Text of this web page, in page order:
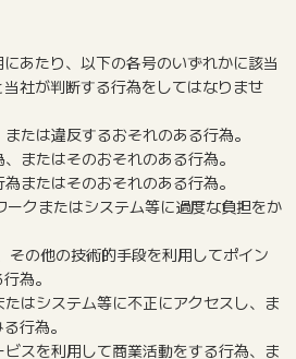
あたり、以下の各号のいずれかに該当
社が判断する行為をしてはなりませ
たは違反するおそれのある行為。
またはそのおそれのある行為。
またはそのおそれのある行為。
クまたはシステム等に過度な負担をか
の他の技術的手段を利用してポイン
為。
はシステム等に不正にアクセスし、ま
行為。
スを利用して商業活動をする行為、ま